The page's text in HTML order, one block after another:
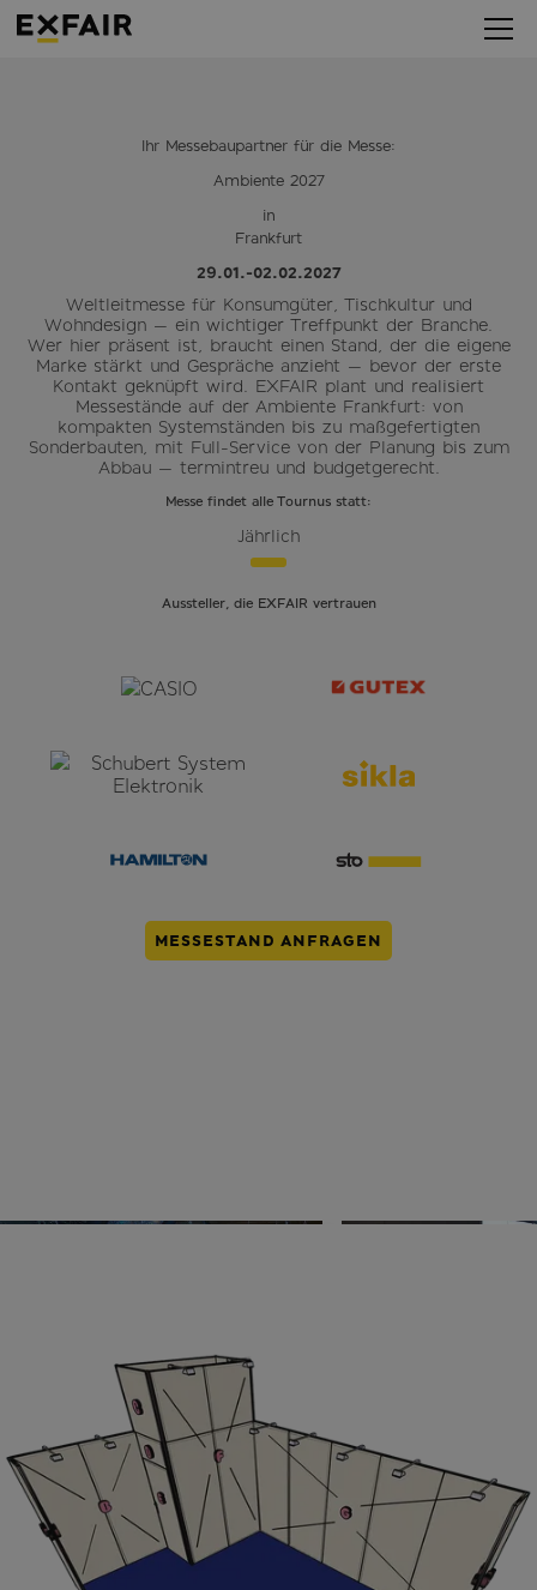
Ihr Messebaupartner für die Messe:
Ambiente 2027
in
Frankfurt
29.01.-02.02.2027
Weltleitmesse für Konsumgüter, Tischkultur und
Wohndesign — ein wichtiger Treffpunkt der Branche.
Wer hier präsent ist, braucht einen Stand, der die eigene
Marke stärkt und Gespräche anzieht — bevor der erste
Kontakt geknüpft wird. EXFAIR plant und realisiert
Messestände auf der Ambiente Frankfurt: von
kompakten Systemständen bis zu maßgefertigten
Sonderbauten, mit Full-Service von der Planung bis zum
Abbau — termintreu und budgetgerecht.
Messe findet alle Tournus statt:
Jährlich
Aussteller, die EXFAIR vertrauen
MESSESTAND ANFRAGEN